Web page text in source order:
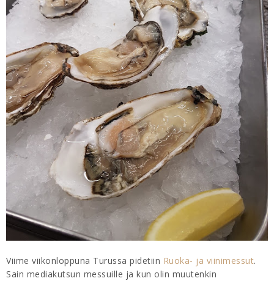
Viime viikonloppuna Turussa pidetiin Ruoka- ja viinimessut.
Sain mediakutsun messuille ja kun olin muutenkin